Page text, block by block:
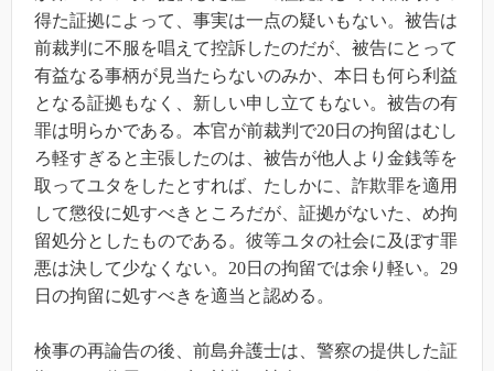
得た証拠によって、事実は一点の疑いもない。被告は
前裁判に不服を唱えて控訴したのだが、被告にとって
有益なる事柄が見当たらないのみか、本日も何ら利益
となる証拠もなく、新しい申し立てもない。被告の有
罪は明らかである。本官が前裁判で20日の拘留はむし
ろ軽すぎると主張したのは、被告が他人より金銭等を
取ってユタをしたとすれば、たしかに、詐欺罪を適用
して懲役に処すべきところだが、証拠がないた、め拘
留処分としたものである。彼等ユタの社会に及ぼす罪
悪は決して少なくない。20日の拘留では余り軽い。29
日の拘留に処すべきを適当と認める。
検事の再論告の後、前島弁護士は、警察の提供した証